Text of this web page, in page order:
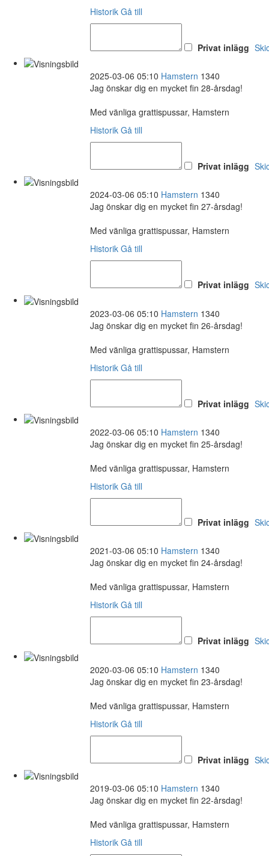
Historik Gå till
Privat inlägg
2025-03-06 05:10 Hamstern 1340
Jag önskar dig en mycket fin 28-årsdag!
Med vänliga grattispussar, Hamstern
Historik Gå till
Privat inlägg
2024-03-06 05:10 Hamstern 1340
Jag önskar dig en mycket fin 27-årsdag!
Med vänliga grattispussar, Hamstern
Historik Gå till
Privat inlägg
2023-03-06 05:10 Hamstern 1340
Jag önskar dig en mycket fin 26-årsdag!
Med vänliga grattispussar, Hamstern
Historik Gå till
Privat inlägg
2022-03-06 05:10 Hamstern 1340
Jag önskar dig en mycket fin 25-årsdag!
Med vänliga grattispussar, Hamstern
Historik Gå till
Privat inlägg
2021-03-06 05:10 Hamstern 1340
Jag önskar dig en mycket fin 24-årsdag!
Med vänliga grattispussar, Hamstern
Historik Gå till
Privat inlägg
2020-03-06 05:10 Hamstern 1340
Jag önskar dig en mycket fin 23-årsdag!
Med vänliga grattispussar, Hamstern
Historik Gå till
Privat inlägg
2019-03-06 05:10 Hamstern 1340
Jag önskar dig en mycket fin 22-årsdag!
Med vänliga grattispussar, Hamstern
Historik Gå till